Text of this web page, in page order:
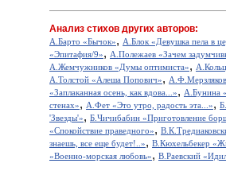
Анализ стихов других авторов:
А.Барто «Бычок», А.Блок «Девушка пела в
«Эпитафия/9», А.Полежаев «Зачем
А.Жемчужников «Думы оптимиста»,
А.Толстой «Алеша Попович»,
«Заплаканная осень, как вдова...», А.Бунина
стенах», А.Фет «Это утро, радость эта...»,
'Звезды'», Б.Чичибабин «Приготовление
«Спокойствие праведного»,
знаешь, все еще будет!..», В.Кюхельбекер
«Военно-морская любовь», В.Раевский